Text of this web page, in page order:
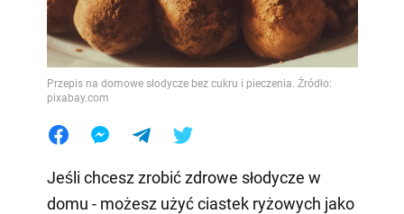
Przepis na domowe słodycze bez cukru i pieczenia. Źródło:
pixabay.com
Jeśli chcesz zrobić zdrowe słodycze w
domu - możesz użyć ciastek ryżowych jako